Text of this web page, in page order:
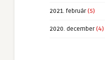
2021. február(5)
2020. december(4)